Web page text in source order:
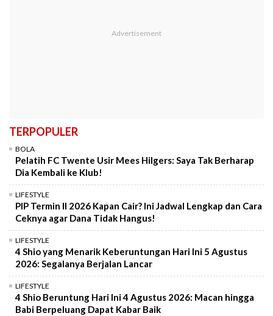
TERPOPULER
BOLA
Pelatih FC Twente Usir Mees Hilgers: Saya Tak Berharap
Dia Kembali ke Klub!
LIFESTYLE
PIP Termin II 2026 Kapan Cair? Ini Jadwal Lengkap dan Cara
Ceknya agar Dana Tidak Hangus!
LIFESTYLE
4 Shio yang Menarik Keberuntungan Hari Ini 5 Agustus
2026: Segalanya Berjalan Lancar
LIFESTYLE
4 Shio Beruntung Hari Ini 4 Agustus 2026: Macan hingga
Babi Berpeluang Dapat Kabar Baik